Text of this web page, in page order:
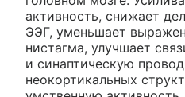
активность, снижает
ЭЭГ, уменьшает
нистагма, улучшает
и синаптическую
неокортикальных